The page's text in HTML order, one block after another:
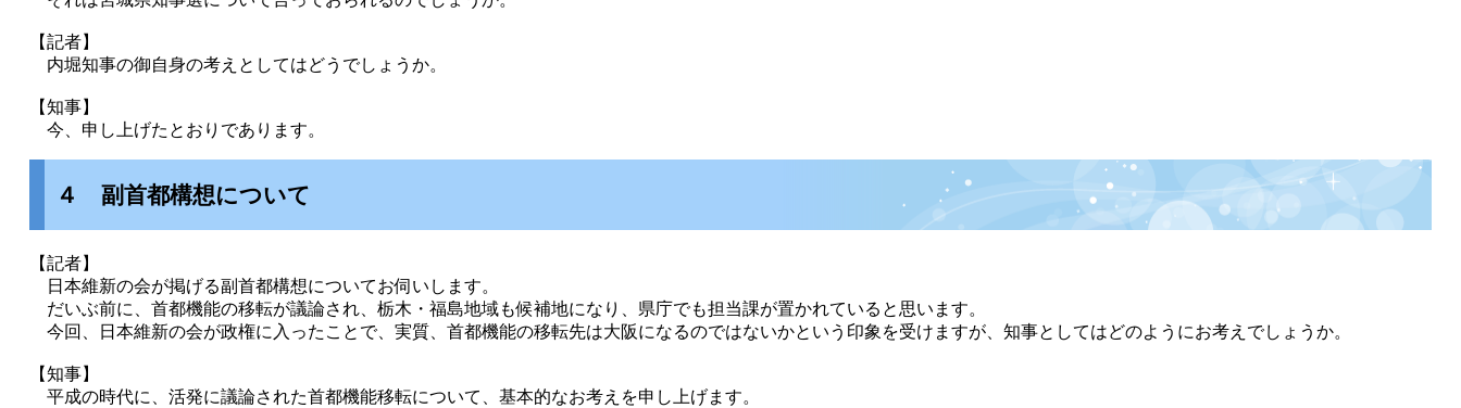
【記者】
内堀知事の御自身の考えとしてはどうでしょうか。
【知事】
今、申し上げたとおりであります。
４ 副首都構想について
【記者】
日本維新の会が掲げる副首都構想についてお伺いします。
だいぶ前に、首都機能の移転が議論され、栃木・福島地域も候補地になり、県庁でも担当課が置かれていると思います。
今回、日本維新の会が政権に入ったことで、実質、首都機能の移転先は大阪になるのではないかという印象を受けますが、知事としてはどのようにお考えでしょうか。
【知事】
平成の時代に、活発に議論された首都機能移転について、基本的なお考えを申し上げます。